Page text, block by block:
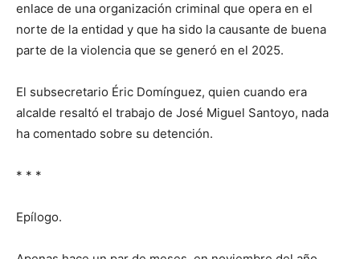
enlace de una organización criminal que opera en el
norte de la entidad y que ha sido la causante de buena
parte de la violencia que se generó en el 2025.
El subsecretario Éric Domínguez, quien cuando era
alcalde resaltó el trabajo de José Miguel Santoyo, nada
ha comentado sobre su detención.
* * *
Epílogo.